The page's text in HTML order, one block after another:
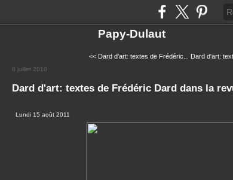
Papy-Dulaut
<< Dard d'art: textes de Frédéric... Dard d'art:
6 juillet 2010
Dard d'art: textes de Frédéric Dard dans la
Lundi 15 août 2011